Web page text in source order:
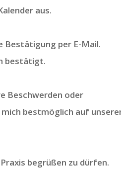
aus.
Bestätigung per E-Mail.
bestätigt.
Beschwerden oder
bestmöglich auf
begrüßen zu dürfen.